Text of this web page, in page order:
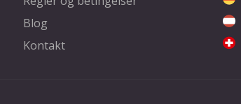
Blog
Kontakt